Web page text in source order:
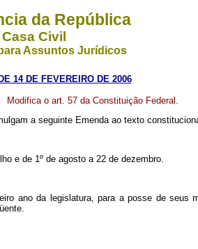
da República
Casa Civil
Assuntos Jurídicos
14 DE FEVEREIRO DE 2006
Modifica o art. 57 da Constituição Federal.
a seguinte Emenda ao texto
e de 1º de agosto a 22 de dezembro.
ano da legislatura, para a posse de seus